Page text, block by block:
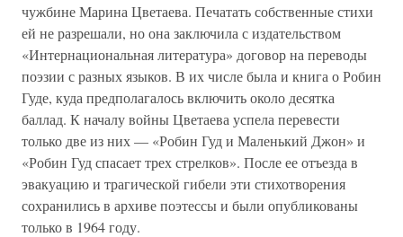
чужбине Марина Цветаева. Печатать собственные стихи
ей не разрешали, но она заключила с издательством
«Интернациональная литература» договор на переводы
поэзии с разных языков. В их числе была и книга о Робин
Гуде, куда предполагалось включить около десятка
баллад. К началу войны Цветаева успела перевести
только две из них — «Робин Гуд и Маленький Джон» и
«Робин Гуд спасает трех стрелков». После ее отъезда в
эвакуацию и трагической гибели эти стихотворения
сохранились в архиве поэтессы и были опубликованы
только в 1964 году.